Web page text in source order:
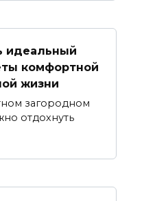
идеальный
комфортной
жизни
загородном
отдохнуть